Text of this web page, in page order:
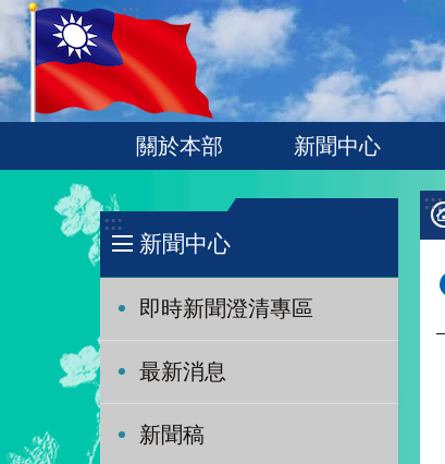
跳到主要內容區塊
:::
關於本部 新聞中心
:::
新聞中心
即時新聞澄清專區
最新消息
新聞稿
:::